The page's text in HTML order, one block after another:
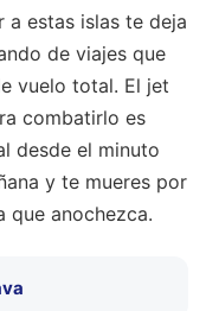
a estas islas te deja
de viajes que
vuelo total. El jet
combatirlo es
desde el minuto
y te mueres por
que anochezca.